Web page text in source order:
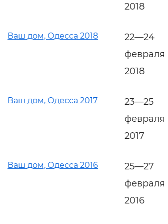
2018
Ваш дом, Одесса 2018
22—24
февраля
2018
Ваш дом, Одесса 2017
23—25
февраля
2017
Ваш дом, Одесса 2016
25—27
февраля
2016